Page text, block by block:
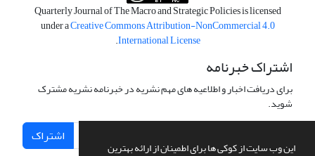
این وب سایت از کوکی ها برای اطمینان از ارائه بهترین
Quarterly Journal of The Macro and Strategic Policies is licensed
under aCreative Commons Attribution-NonCommercial 4.0
International License
.
اشتراک خبرنامه
برای دریافت اخبار و اطلاعیه های مهم نشریه در خبرنامه نشریه مشترک
شوید.
اشتراک